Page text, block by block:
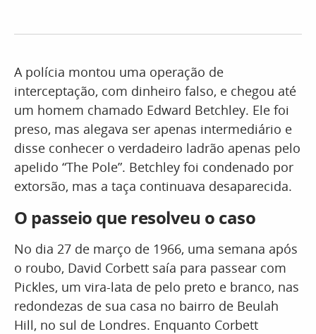
A polícia montou uma operação de
interceptação, com dinheiro falso, e chegou até
um homem chamado Edward Betchley. Ele foi
preso, mas alegava ser apenas intermediário e
disse conhecer o verdadeiro ladrão apenas pelo
apelido “The Pole”. Betchley foi condenado por
extorsão, mas a taça continuava desaparecida.
O passeio que resolveu o caso
No dia 27 de março de 1966, uma semana após
o roubo, David Corbett saía para passear com
Pickles, um vira-lata de pelo preto e branco, nas
redondezas de sua casa no bairro de Beulah
Hill, no sul de Londres. Enquanto Corbett